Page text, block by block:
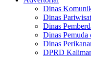
Dinas
Dinas
Dinas
Dinas Pemuda
Dinas
DPRD